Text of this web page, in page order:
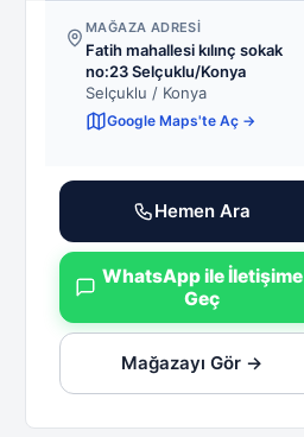
MAĞAZA ADRESI
Fatih mahallesi kılınç sokak
no:23 Selçuklu/Konya
Selçuklu / Konya
Google Maps'te Aç →
Hemen Ara
WhatsApp ile İletişime
Geç
Mağazayı Gör →